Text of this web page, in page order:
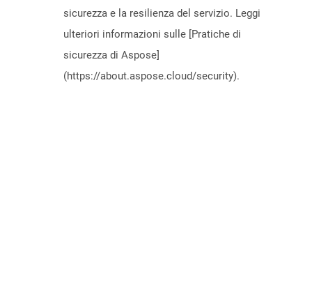
sicurezza e la resilienza del servizio. Leggi
ulteriori informazioni sulle [Pratiche di
sicurezza di Aspose]
(https://about.aspose.cloud/security).